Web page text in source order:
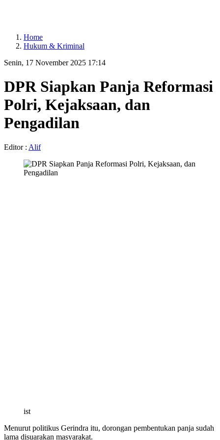
Home
Hukum & Kriminal
Senin, 17 November 2025 17:14
DPR Siapkan Panja Reformasi
Polri, Kejaksaan, dan
Pengadilan
Editor : Alif
ist
Menurut politikus Gerindra itu, dorongan pembentukan panja sudah
lama disuarakan masyarakat.